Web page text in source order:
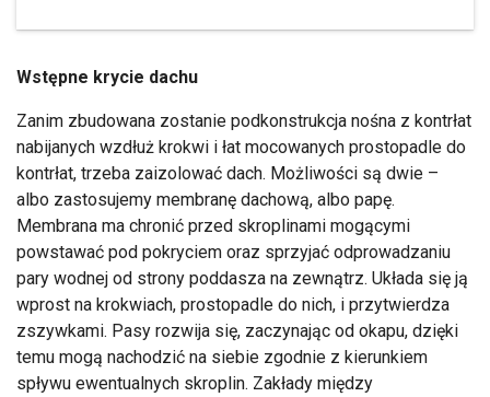
Wstępne krycie dachu
Zanim zbudowana zostanie podkonstrukcja nośna z kontrłat
nabijanych wzdłuż krokwi i łat mocowanych prostopadle do
kontrłat, trzeba zaizolować dach. Możliwości są dwie –
albo zastosujemy membranę dachową, albo papę.
Membrana ma chronić przed skroplinami mogącymi
powstawać pod pokryciem oraz sprzyjać odprowadzaniu
pary wodnej od strony poddasza na zewnątrz. Układa się ją
wprost na krokwiach, prostopadle do nich, i przytwierdza
zszywkami. Pasy rozwija się, zaczynając od okapu, dzięki
temu mogą nachodzić na siebie zgodnie z kierunkiem
spływu ewentualnych skroplin. Zakłady między